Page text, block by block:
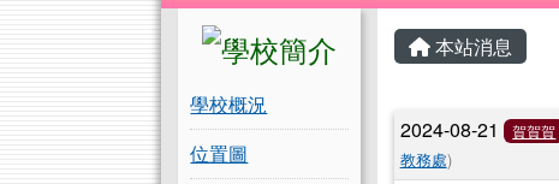
左邊區域內容
學校概況
位置圖
主內容區域
本站消息
文章列表
2024-08-21 賀賀賀
教務處)
頁尾區域